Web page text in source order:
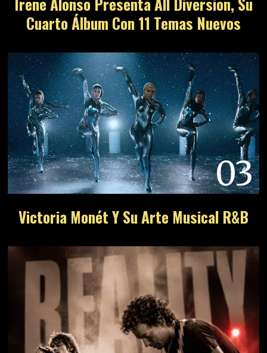
Cuarto Álbum Con 11 Temas Nuevos
03
Victoria Monét Y Su Arte Musical R&B